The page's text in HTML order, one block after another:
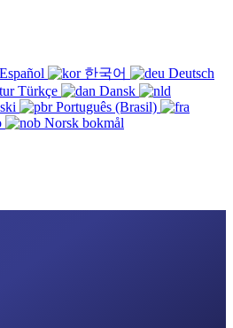
Español 한국어
Deutsch
Türkçe
Dansk
Português (Brasil)
Norsk bokmål